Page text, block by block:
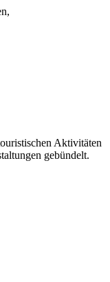
Aktivitäten
gebündelt.